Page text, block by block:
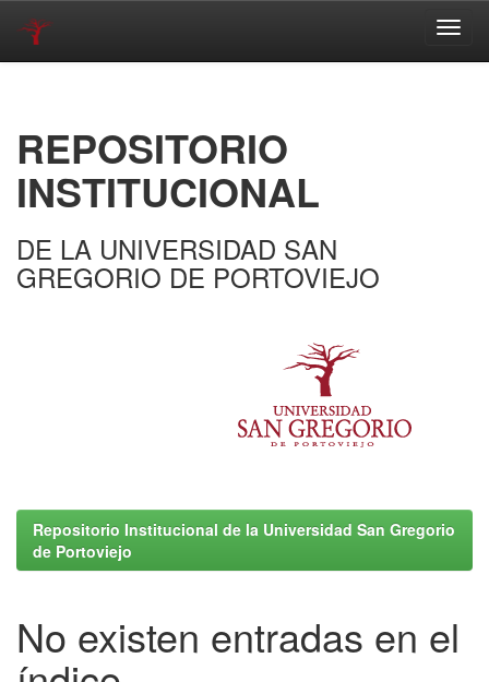
REPOSITORIO
INSTITUCIONAL
DE LA UNIVERSIDAD SAN
GREGORIO DE PORTOVIEJO
Repositorio Institucional de la Universidad San Gregorio
de Portoviejo
No existen entradas en el